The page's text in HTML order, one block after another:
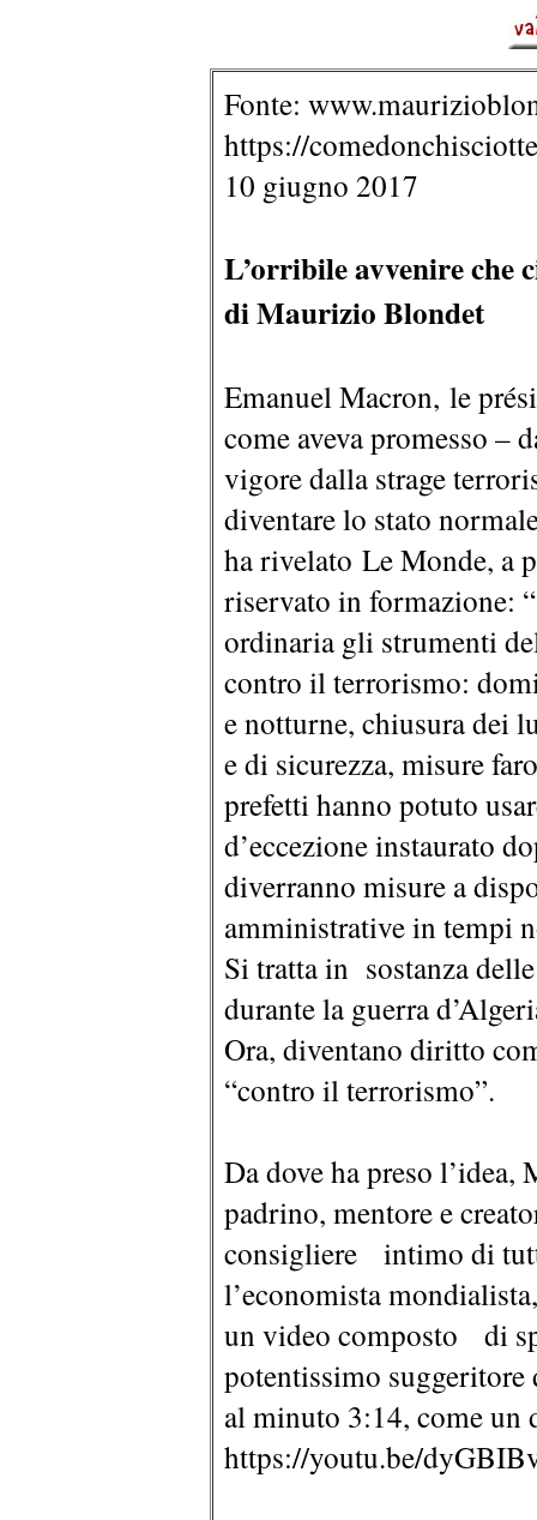
Fonte:
https://
10 giugno 2017
L’orribile avvenire che
di Maurizio Blondet
Emanuel Macron, le
come aveva promesso –
vigore dalla strage
diventare lo stato
ha rivelato Le Monde, a
riservato in formazione:
ordinaria gli strumenti
contro il terrorismo:
e notturne, chiusura dei
e di sicurezza, misure
prefetti hanno potuto
d’eccezione instaurato
diverranno misure a
amministrative in tempi
Si tratta in sostanza
durante la guerra
Ora, diventano diritto
“contro il terrorismo”.
Da dove ha preso l’idea,
padrino, mentore e
consigliere intimo di
l’economista
un video composto di
potentissimo
al minuto 3:14, come un
https://youtu.be/